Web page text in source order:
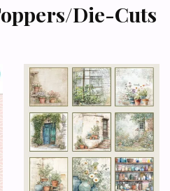
Die-Cuts